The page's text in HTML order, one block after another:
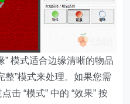
” 模式适合边缘清晰的物品
整”模式来处理。如果您需
击 “模式” 中的 “效果” 按